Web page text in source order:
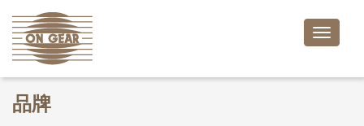
Toggle
品牌